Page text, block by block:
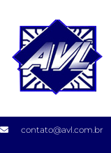
contato@avl.com.br